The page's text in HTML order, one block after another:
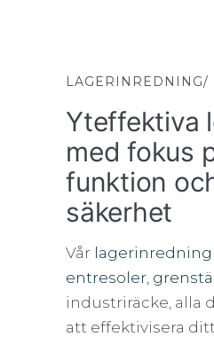
LAGERINREDNING/
Yteffektiva
med fokus
funktion
säkerhet
Vår lagerinredning
entresoler
industriräcke, alla
att effektivisera